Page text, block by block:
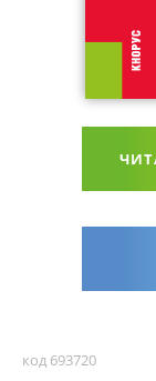
код 693720